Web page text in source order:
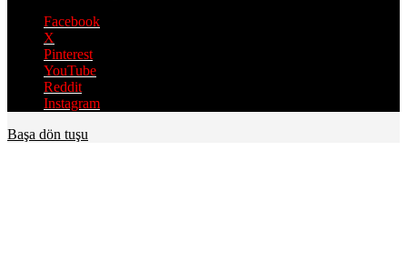
Facebook
X
Pinterest
YouTube
Reddit
Instagram
Başa dön tuşu